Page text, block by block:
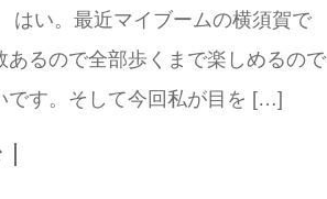
い。最近マイブームの横須賀で
るので全部歩くまで楽しめるので
です。そして今回私が目を […]